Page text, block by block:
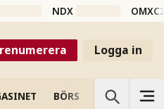
NDX
Logga in
BÖRS VETENSKAP